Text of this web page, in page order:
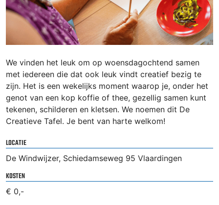
We vinden het leuk om op woensdagochtend samen
met iedereen die dat ook leuk vindt creatief bezig te
zijn. Het is een wekelijks moment waarop je, onder het
genot van een kop koffie of thee, gezellig samen kunt
tekenen, schilderen en kletsen. We noemen dit De
Creatieve Tafel. Je bent van harte welkom!
LOCATIE
De Windwijzer, Schiedamseweg 95 Vlaardingen
KOSTEN
€ 0,-